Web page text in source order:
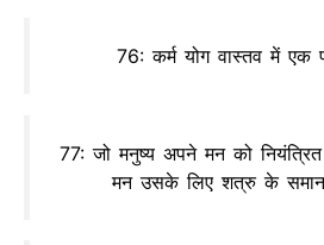
76: कर्म योग वास्तव में एक
77: जो मनुष्य अपने मन को
मन उसके लिए शत्रु के समान